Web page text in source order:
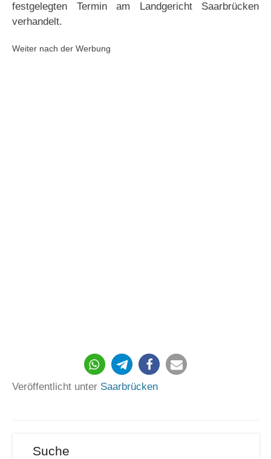
festgelegten Termin am Landgericht Saarbrücken
verhandelt.
Weiter nach der Werbung
Veröffentlicht unter Saarbrücken
Suche